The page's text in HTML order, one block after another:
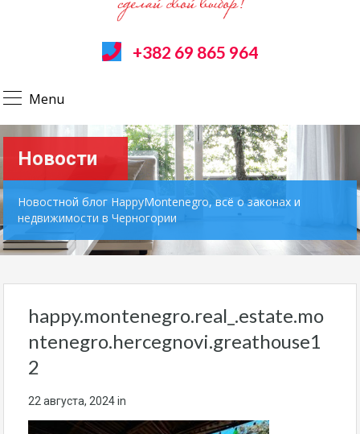
+382 69 865 964
Menu
Новости
Новостной блог HappyMontenegro, всё о законах и
недвижимости в Черногории
happy.montenegro.real_.estate.mo
ntenegro.hercegnovi.greathouse1
2
22 августа, 2024in